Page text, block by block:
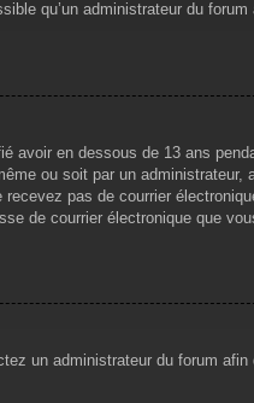
qu’un administrateur du
avoir en dessous de 13 ans
ou soit par un administrateur,
pas de courrier
de courrier électronique que
un administrateur du forum afin